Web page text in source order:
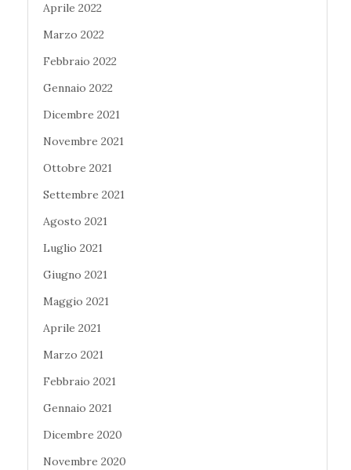
Aprile 2022
Marzo 2022
Febbraio 2022
Gennaio 2022
Dicembre 2021
Novembre 2021
Ottobre 2021
Settembre 2021
Agosto 2021
Luglio 2021
Giugno 2021
Maggio 2021
Aprile 2021
Marzo 2021
Febbraio 2021
Gennaio 2021
Dicembre 2020
Novembre 2020